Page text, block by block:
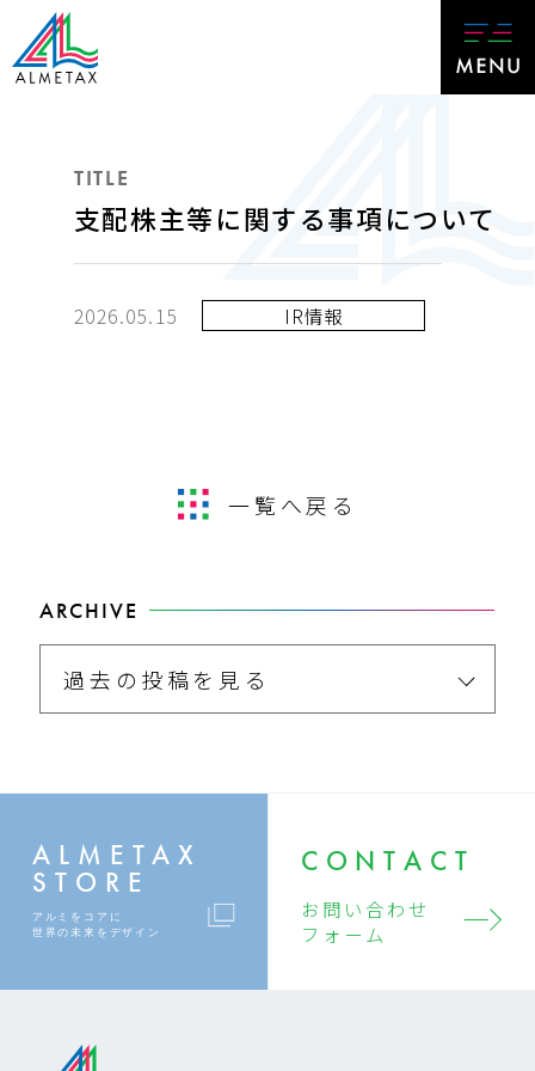
TITLE
支配株主等に関する事項について
2026.05.15 IR情報
一覧へ戻る
ARCHIVE
過去の投稿を見る
ALMETAX
STORE
アルミをコアに
世界の未来をデザイン
CONTACT
お問い合わせ
フォーム